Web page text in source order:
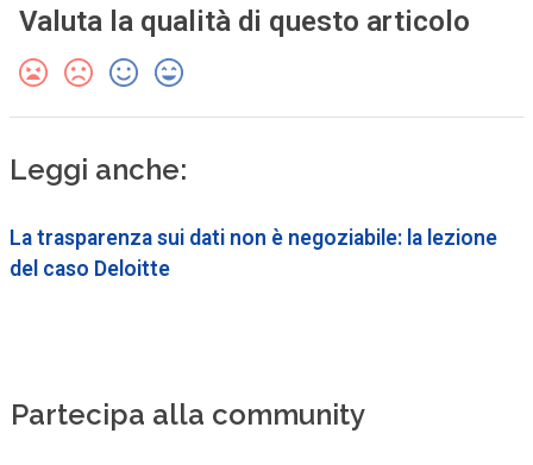
Valuta la qualità di questo articolo
Leggi anche:
La trasparenza sui dati non è negoziabile: la lezione
del caso Deloitte
Partecipa alla community